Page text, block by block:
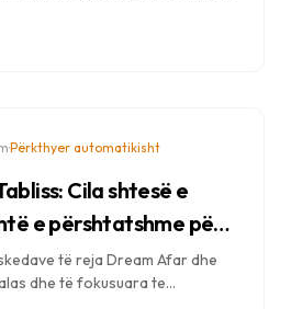
·Përkthyer automatikisht
Cila shtesë e
e përshtatshme për
të reja Dream Afar dhe
dhe të fokusuara te